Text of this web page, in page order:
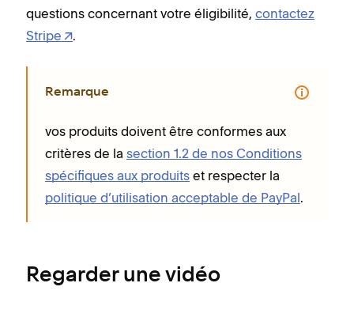
questions concernant votre éligibilité, contactez
Stripe
.
Remarque
vos produits doivent être conformes aux
critères de la section 1.2 de nos Conditions
spécifiques aux produits et respecter la
politique d’utilisation acceptable de PayPal.
Regarder une vidéo